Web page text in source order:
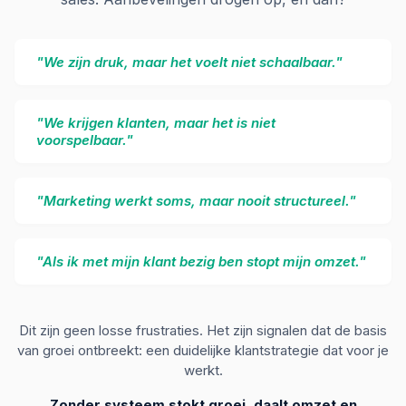
"We zijn druk, maar het voelt niet schaalbaar."
"We krijgen klanten, maar het is niet
voorspelbaar."
"Marketing werkt soms, maar nooit structureel."
"Als ik met mijn klant bezig ben stopt mijn omzet."
Dit zijn geen losse frustraties. Het zijn signalen dat de basis
van groei ontbreekt: een duidelijke klantstrategie dat voor je
werkt.